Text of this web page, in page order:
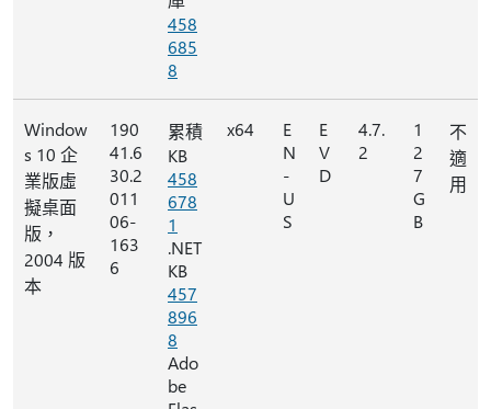
458
685
8
Window
s 10 企
業版虛
擬桌面
版，
2004 版
本
190
41.6
30.2
011
06-
163
6
累積
KB
458
678
1
.NET
KB
457
896
8
Ado
be
x64
E
N
-
U
S
E
V
D
4.7.
2
1
2
7
G
B
不
適
用